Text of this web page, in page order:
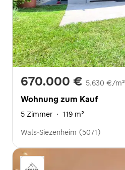
670.000 € 5.630 €/m²
Wohnung zum Kauf
5 Zimmer · 119 m²
Wals-Siezenheim (5071)